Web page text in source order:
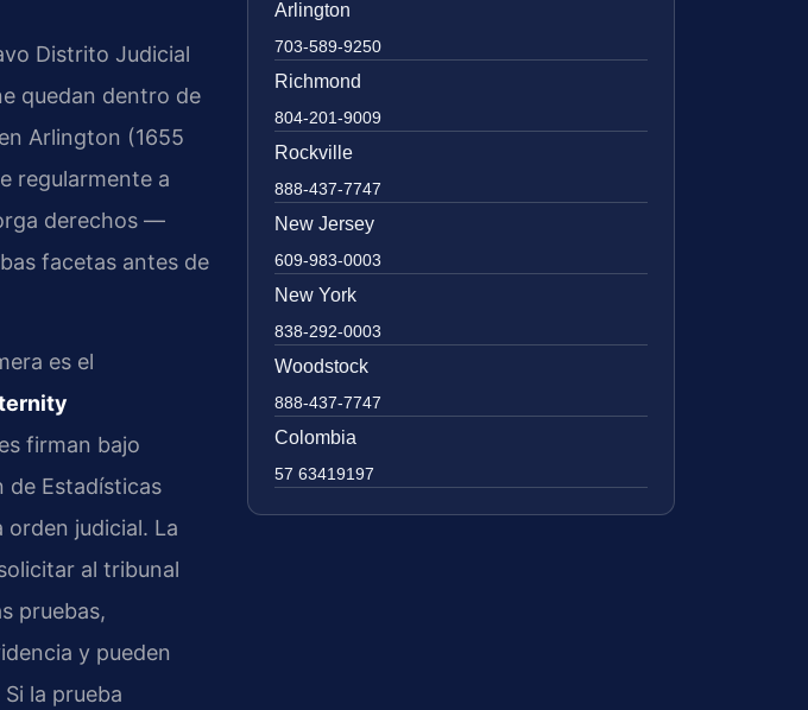
Distrito Judicial
quedan dentro de
Arlington (1655
regularmente a
derechos —
facetas antes de
es el
firman bajo
de Estadísticas
judicial. La
al tribunal
pruebas,
y pueden
la prueba
Arlington
703-589-9250
Richmond
804-201-9009
Rockville
888-437-7747
New Jersey
609-983-0003
New York
838-292-0003
Woodstock
888-437-7747
Colombia
57 63419197